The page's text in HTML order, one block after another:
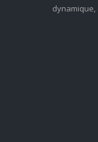
dynamique,